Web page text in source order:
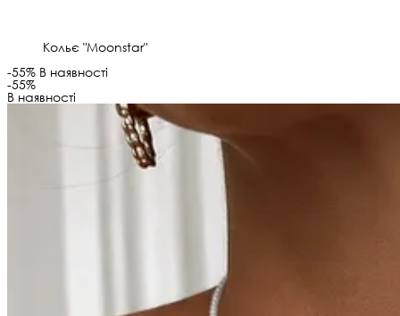
Кольє "Moonstar"
-55% В наявності
-55%
В наявності